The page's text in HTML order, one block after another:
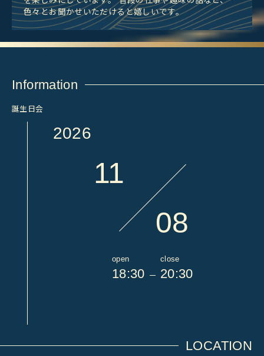
色々とお聞かせいただけると嬉しいです。
Information
誕生日会
2026
11
08
open
18:30
close
20:30
LOCATION